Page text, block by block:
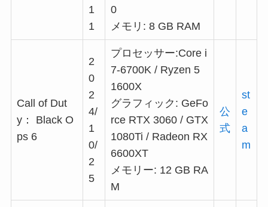
1
1
0
メモリ: 8 GB RAM
Call of Dut
y： Black O
ps 6
2
0
2
4/
1
0/
2
5
プロセッサー:Core i
7-6700K / Ryzen 5
1600X
グラフィック: GeFo
rce RTX 3060 / GTX
1080Ti / Radeon RX
6600XT
メモリー: 12 GB RA
M
公
式
st
e
a
m